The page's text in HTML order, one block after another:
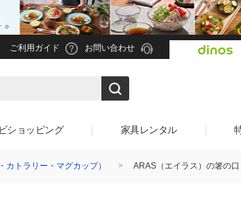
ご利用ガイド お問い合わせ
ショッピング 家具レンタル
トラリー・マグカップ） ARAS（エイラス）の箸の